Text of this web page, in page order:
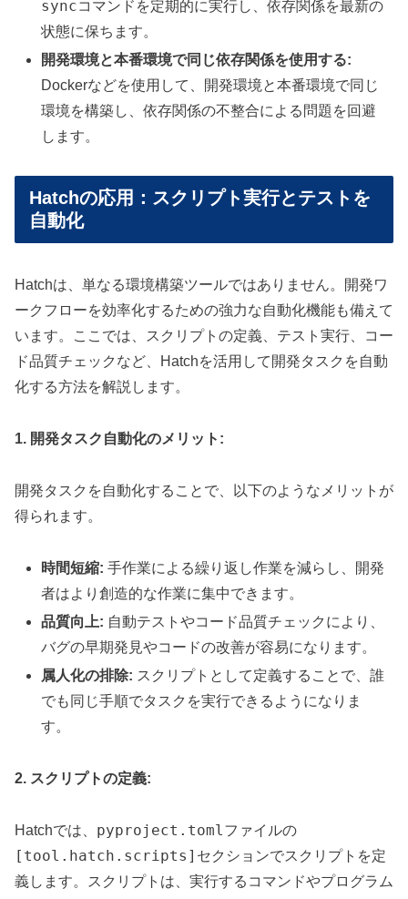
syncコマンドを定期的に実行し、依存関係を最新の
状態に保ちます。
開発環境と本番環境で同じ依存関係を使用する:
Dockerなどを使用して、開発環境と本番環境で同じ
環境を構築し、依存関係の不整合による問題を回避
します。
Hatchの応用：スクリプト実行とテストを
自動化
Hatchは、単なる環境構築ツールではありません。開発ワ
ークフローを効率化するための強力な自動化機能も備えて
います。ここでは、スクリプトの定義、テスト実行、コー
ド品質チェックなど、Hatchを活用して開発タスクを自動
化する方法を解説します。
1. 開発タスク自動化のメリット:
開発タスクを自動化することで、以下のようなメリットが
得られます。
時間短縮: 手作業による繰り返し作業を減らし、開発
者はより創造的な作業に集中できます。
品質向上: 自動テストやコード品質チェックにより、
バグの早期発見やコードの改善が容易になります。
属人化の排除: スクリプトとして定義することで、誰
でも同じ手順でタスクを実行できるようになりま
す。
2. スクリプトの定義:
Hatchでは、 pyproject.toml ファイルの
[tool.hatch.scripts] セクションでスクリプトを定
義します。スクリプトは、実行するコマンドやプログラム